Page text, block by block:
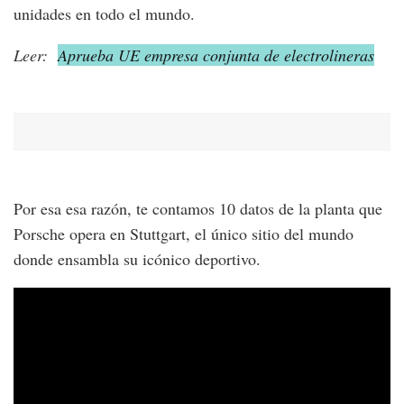
unidades en todo el mundo.
Leer: Aprueba UE empresa conjunta de electrolineras
Por esa esa razón, te contamos 10 datos de la planta que
Porsche opera en Stuttgart, el único sitio del mundo
donde ensambla su icónico deportivo.